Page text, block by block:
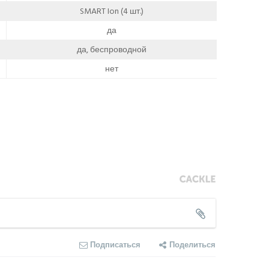
SMART Ion (4 шт.)
да
да, беспроводной
нет
Подписаться Поделиться